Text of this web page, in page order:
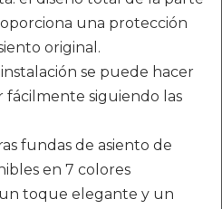
una protección
original.
se puede hacer
siguiendo las
fundas de asiento de
en 7 colores
toque elegante y un